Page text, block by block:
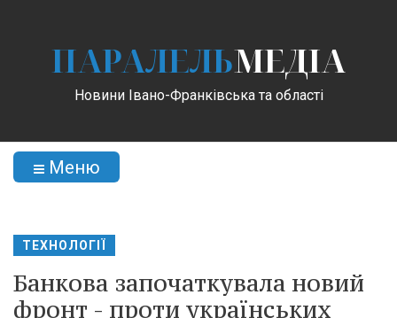
ПАРАЛЕЛЬМЕДІА
Новини Івано-Франківська та області
Меню
ТЕХНОЛОГІЇ
Банкова започаткувала новий
фронт - проти українських